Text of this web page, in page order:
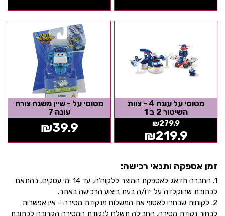
מטוסי על עונה 4 - צוות
השיטור 2 ב 1
₪279.9
₪219.9
מטוסי על - שיין משנה צורה
עונה 7
₪39.9
זמן אספקה ותנאי רכישה:
1. החברה תדאג לאספקת המוצר ללקוח'ה, עד 14 ימי עסקים, בהתאם
לכתובת שהוקלדה על ידו/ה בעת ביצוע הרכישה באתר.
2. לקוחות שבחרו לאסוף את המשלוח מנקודת מסירה - אין אפשרות
לבחור נקודת מסירה. החבילה תשלח לנקודת המסירה הקרובה לכתובת